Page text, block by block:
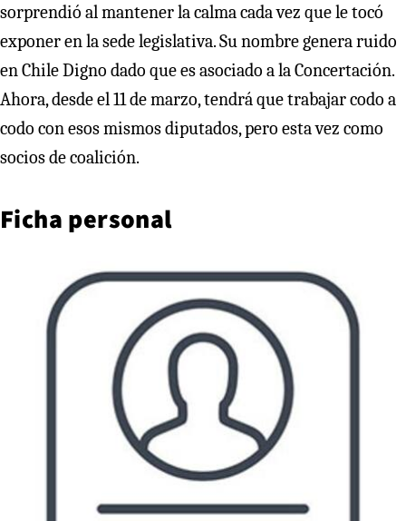
sorprendió al mantener la calma cada vez que le tocó
exponer en la sede legislativa. Su nombre genera ruido
en Chile Digno dado que es asociado a la Concertación.
Ahora, desde el 11 de marzo, tendrá que trabajar codo a
codo con esos mismos diputados, pero esta vez como
socios de coalición.
Ficha personal